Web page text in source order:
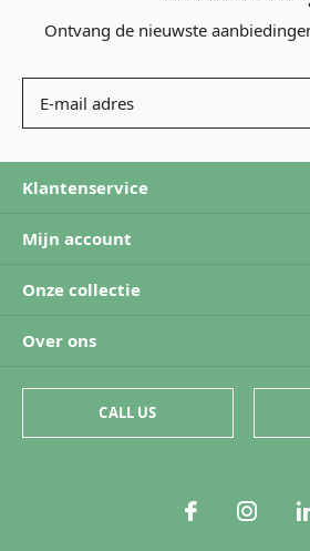
Ontvang de nieuwste
Klantenservice
Mijn account
Onze collectie
Over ons
CALL US